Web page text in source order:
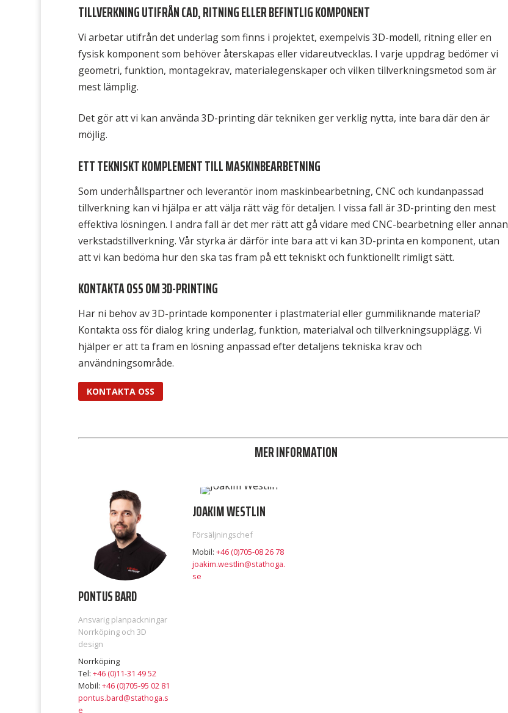
TILLVERKNING UTIFRÅN CAD, RITNING ELLER BEFINTLIG KOMPONENT
Vi arbetar utifrån det underlag som finns i projektet, exempelvis 3D-modell, ritning eller en
fysisk komponent som behöver återskapas eller vidareutvecklas. I varje uppdrag bedömer vi
geometri, funktion, montagekrav, materialegenskaper och vilken tillverkningsmetod som är
mest lämplig.
Det gör att vi kan använda 3D-printing där tekniken ger verklig nytta, inte bara där den är
möjlig.
ETT TEKNISKT KOMPLEMENT TILL MASKINBEARBETNING
Som underhållspartner och leverantör inom maskinbearbetning, CNC och kundanpassad
tillverkning kan vi hjälpa er att välja rätt väg för detaljen. I vissa fall är 3D-printing den mest
effektiva lösningen. I andra fall är det mer rätt att gå vidare med CNC-bearbetning eller annan
verkstadstillverkning. Vår styrka är därför inte bara att vi kan 3D-printa en komponent, utan
att vi kan bedöma hur den ska tas fram på ett tekniskt och funktionellt rimligt sätt.
KONTAKTA OSS OM 3D-PRINTING
Har ni behov av 3D-printade komponenter i plastmaterial eller gummiliknande material?
Kontakta oss för dialog kring underlag, funktion, materialval och tillverkningsupplägg. Vi
hjälper er att ta fram en lösning anpassad efter detaljens tekniska krav och
användningsområde.
KONTAKTA OSS
MER INFORMATION
PONTUS BARD
Ansvarig planpackningar
Norrköping och 3D
design
Norrköping
Tel: +46 (0)11-31 49 52
Mobil: +46 (0)705-95 02 81
pontus.bard@stathoga.s
e
JOAKIM WESTLIN
Försäljningschef
Mobil: +46 (0)705-08 26 78
joakim.westlin@stathoga.
se